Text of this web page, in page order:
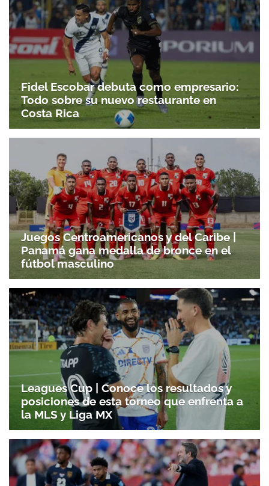
Gracias por suscribirte a nuestro boletín.
Fidel Escobar debuta como empresario:
Todo sobre su nuevo restaurante en
Costa Rica
Juegos Centroamericanos y del Caribe |
Panamá gana medalla de bronce en el
fútbol masculino
Leagues Cup | Conoce los resultados y
posiciones de esta torneo que enfrenta a
la MLS y Liga MX